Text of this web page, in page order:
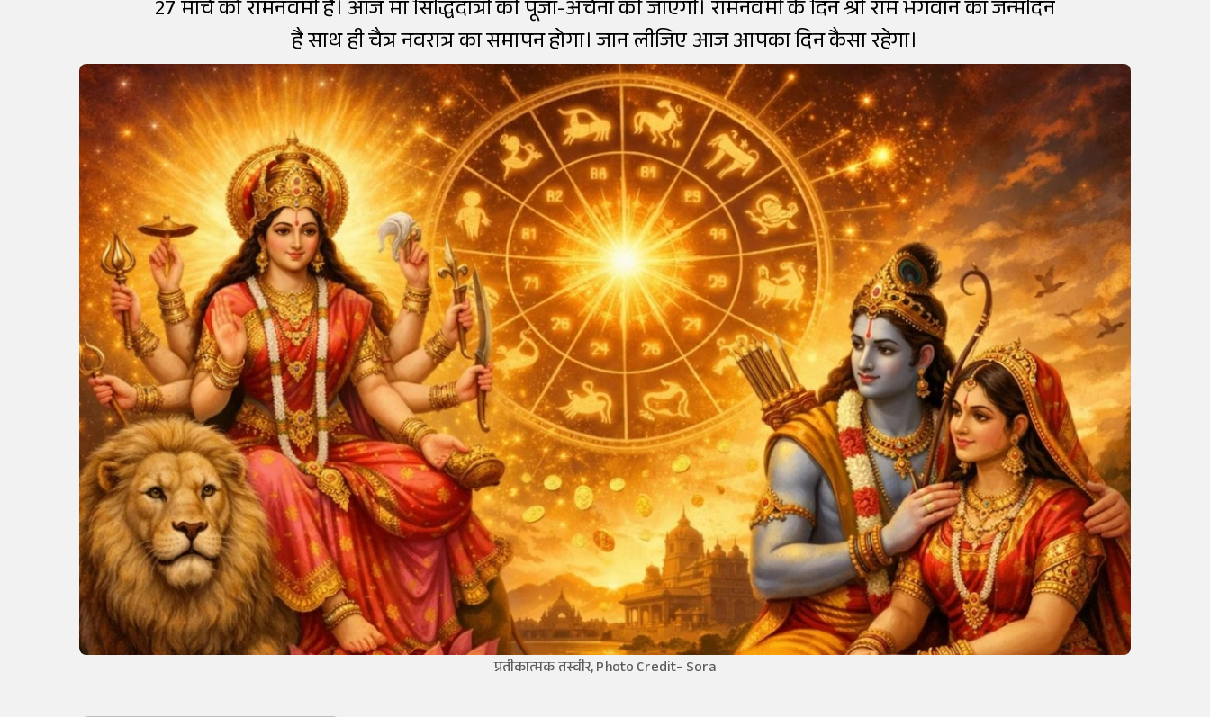
27 मार्च को रामनवमी है। आज मां सिद्धिदात्री की पूजा-अर्चना की जाएगी। रामनवमी के दिन श्री राम भगवान का जन्मदिन
है साथ ही चैत्र नवरात्र का समापन होगा। जान लीजिए आज आपका दिन कैसा रहेगा।
प्रतीकात्मक तस्वीर, Photo Credit- Sora